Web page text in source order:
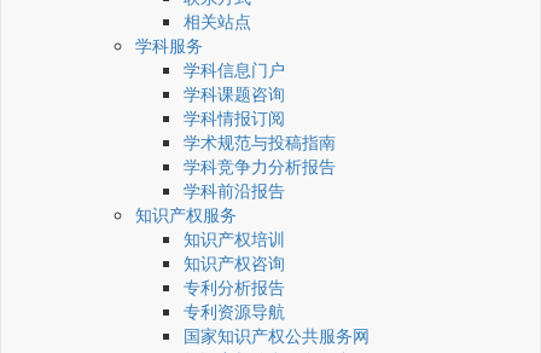
相关站点
学科服务
学科信息门户
学科课题咨询
学科情报订阅
学术规范与投稿指南
学科竞争力分析报告
学科前沿报告
知识产权服务
知识产权培训
知识产权咨询
专利分析报告
专利资源导航
国家知识产权公共服务网